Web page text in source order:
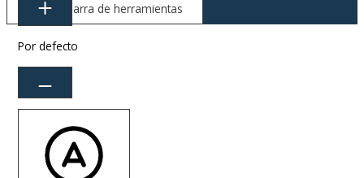
Ocultar barra de herramientas
Por defecto